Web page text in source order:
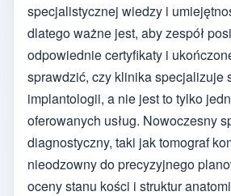
specjalistycznej wiedzy i
dlatego ważne jest, aby zespół
odpowiednie certyfikaty i
sprawdzić, czy klinika specjalizuje
implantologii, a nie jest to tylko
oferowanych usług. Nowoczesny
diagnostyczny, taki jak tomograf
nieodzowny do precyzyjnego
oceny stanu kości i struktur